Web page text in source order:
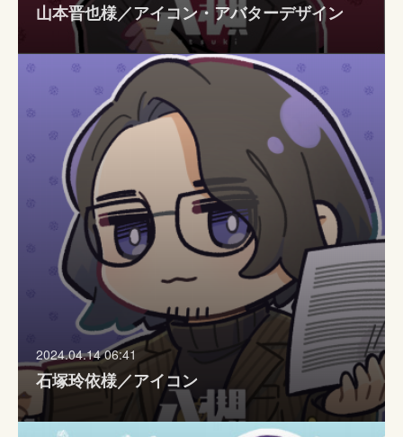
山本晋也様／アイコン・アバターデザイン
2024.04.14 06:41
石塚玲依様／アイコン